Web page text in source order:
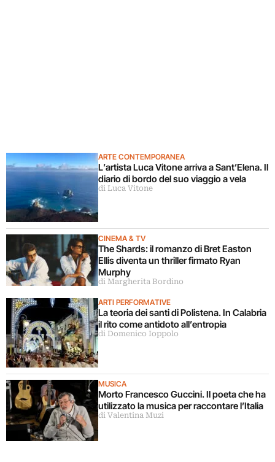
ARTE CONTEMPORANEA
L’artista Luca Vitone arriva a Sant’Elena. Il
diario di bordo del suo viaggio a vela
di Luca Vitone
CINEMA & TV
The Shards: il romanzo di Bret Easton
Ellis diventa un thriller firmato Ryan
Murphy
di Margherita Bordino
ARTI PERFORMATIVE
La teoria dei santi di Polistena. In Calabria
il rito come antidoto all’entropia
di Domenico Ioppolo
MUSICA
Morto Francesco Guccini. Il poeta che ha
utilizzato la musica per raccontare l’Italia
di Valentina Muzi